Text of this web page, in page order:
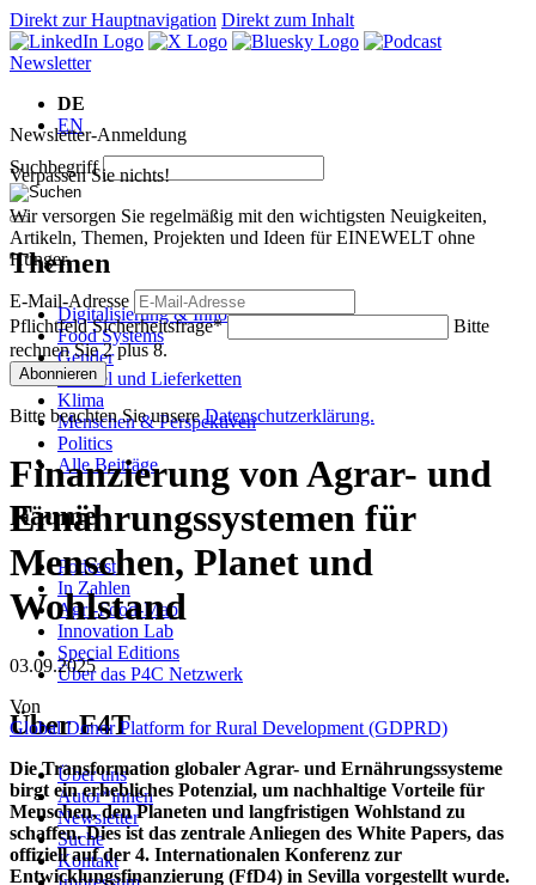
Direkt zur Hauptnavigation Direkt zum Inhalt
Newsletter
DE
EN
Suchbegriff
Themen
Digitalisierung & Innovation
Food Systems
Gender
Handel und Lieferketten
Klima
Menschen & Perspektiven
Politics
Alle Beiträge
Räume
Podcast
In Zahlen
Agri-Food-Map
Innovation Lab
Special Editions
Über das P4C Netzwerk
Über F4T
Über uns
Autor*innen
Newsletter
Suche
Kontakt
Newsletter-Anmeldung
Verpassen Sie nichts!
Wir versorgen Sie regelmäßig mit den wichtigsten Neuigkeiten,
Artikeln, Themen, Projekten und Ideen für EINEWELT ohne
Hunger.
E-Mail-Adresse
PflichtfeldSicherheitsfrage*
Bitte
rechnen Sie 2 plus 8.
Abonnieren
Bitte beachten Sie unsereDatenschutzerklärung.
Finanzierung von Agrar- und
Ernährungssystemen für
Menschen, Planet und
Wohlstand
03.09.2025
Von
Global Donor Platform for Rural Development (GDPRD)
Die Transformation globaler Agrar- und Ernährungssysteme
birgt ein erhebliches Potenzial, um nachhaltige Vorteile für
Menschen, den Planeten und langfristigen Wohlstand zu
schaffen. Dies ist das zentrale Anliegen des White Papers, das
offiziell auf der 4. Internationalen Konferenz zur
Entwicklungsfinanzierung (FfD4) in Sevilla vorgestellt wurde.